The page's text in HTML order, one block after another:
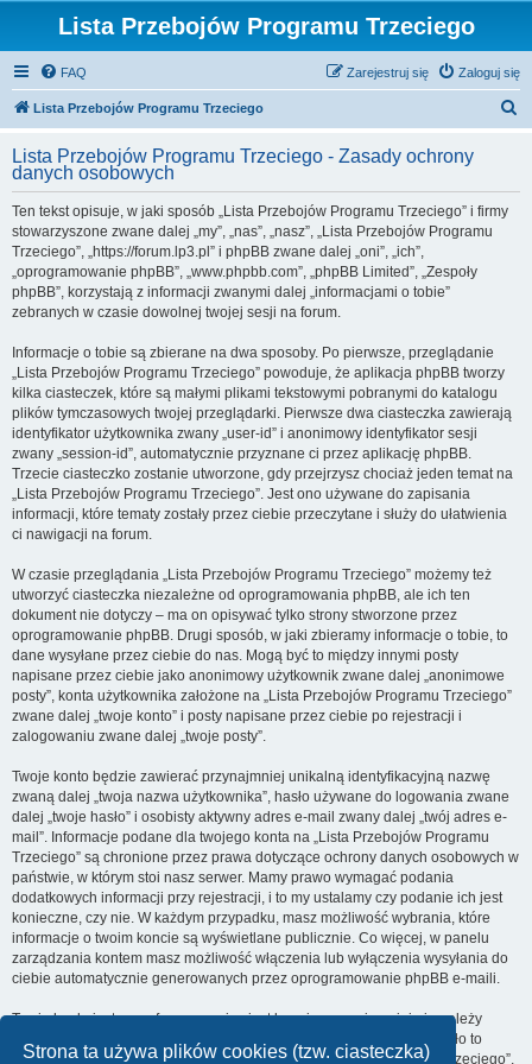
Strona ta używa plików cookies (tzw. ciasteczka)
Lista Przebojów Programu Trzeciego
FAQ Zaloguj się
Zarejestruj się
Lista Przebojów Programu Trzeciego
k
Lista Przebojów Programu Trzeciego - Zasady ochrony
danych osobowych
Ten tekst opisuje, w jaki sposób „Lista Przebojów Programu Trzeciego” i firmy
stowarzyszone zwane dalej „my”, „nas”, „nasz”, „Lista Przebojów Programu
Trzeciego”, „https://forum.lp3.pl” i phpBB zwane dalej „oni”, „ich”,
„oprogramowanie phpBB”, „www.phpbb.com”, „phpBB Limited”, „Zespoły
phpBB”, korzystają z informacji zwanymi dalej „informacjami o tobie”
zebranych w czasie dowolnej twojej sesji na forum.
Informacje o tobie są zbierane na dwa sposoby. Po pierwsze, przeglądanie
„Lista Przebojów Programu Trzeciego” powoduje, że aplikacja phpBB tworzy
kilka ciasteczek, które są małymi plikami tekstowymi pobranymi do katalogu
plików tymczasowych twojej przeglądarki. Pierwsze dwa ciasteczka zawierają
identyfikator użytkownika zwany „user-id” i anonimowy identyfikator sesji
zwany „session-id”, automatycznie przyznane ci przez aplikację phpBB.
Trzecie ciasteczko zostanie utworzone, gdy przejrzysz chociaż jeden temat na
„Lista Przebojów Programu Trzeciego”. Jest ono używane do zapisania
informacji, które tematy zostały przez ciebie przeczytane i służy do ułatwienia
ci nawigacji na forum.
W czasie przeglądania „Lista Przebojów Programu Trzeciego” możemy też
utworzyć ciasteczka niezależne od oprogramowania phpBB, ale ich ten
dokument nie dotyczy – ma on opisywać tylko strony stworzone przez
oprogramowanie phpBB. Drugi sposób, w jaki zbieramy informacje o tobie, to
dane wysyłane przez ciebie do nas. Mogą być to między innymi posty
napisane przez ciebie jako anonimowy użytkownik zwane dalej „anonimowe
posty”, konta użytkownika założone na „Lista Przebojów Programu Trzeciego”
zwane dalej „twoje konto” i posty napisane przez ciebie po rejestracji i
zalogowaniu zwane dalej „twoje posty”.
Twoje konto będzie zawierać przynajmniej unikalną identyfikacyjną nazwę
zwaną dalej „twoja nazwa użytkownika”, hasło używane do logowania zwane
dalej „twoje hasło” i osobisty aktywny adres e-mail zwany dalej „twój adres e-
mail”. Informacje podane dla twojego konta na „Lista Przebojów Programu
Trzeciego” są chronione przez prawa dotyczące ochrony danych osobowych w
państwie, w którym stoi nasz serwer. Mamy prawo wymagać podania
dodatkowych informacji przy rejestracji, i to my ustalamy czy podanie ich jest
konieczne, czy nie. W każdym przypadku, masz możliwość wybrania, które
informacje o twoim koncie są wyświetlane publicznie. Co więcej, w panelu
zarządzania kontem masz możliwość włączenia lub wyłączenia wysyłania do
ciebie automatycznie generowanych przez oprogramowanie phpBB e-maili.
Twoje hasło jest zaszyfrowane, więc jest bezpieczne, niemniej nie należy
używać tego samego hasła na różnych witrynach internetowych. Hasło to
umożliwia dostęp do twojego konta na „Lista Przebojów Programu Trzeciego”,